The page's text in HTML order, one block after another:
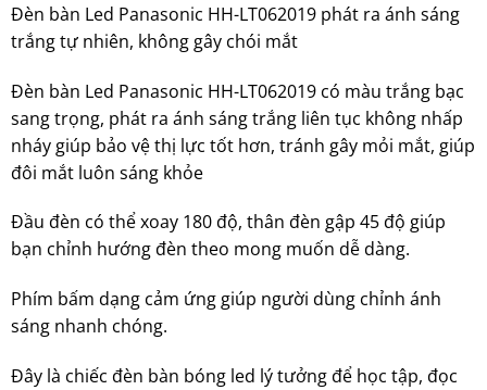
Đèn bàn Led Panasonic HH-LT062019 phát ra ánh sáng
trắng tự nhiên, không gây chói mắt
Đèn bàn Led Panasonic HH-LT062019 có màu trắng bạc
sang trọng, phát ra ánh sáng trắng liên tục không nhấp
nháy giúp bảo vệ thị lực tốt hơn, tránh gây mỏi mắt, giúp
đôi mắt luôn sáng khỏe
Đầu đèn có thể xoay 180 độ, thân đèn gập 45 độ giúp
bạn chỉnh hướng đèn theo mong muốn dễ dàng.
Phím bấm dạng cảm ứng giúp người dùng chỉnh ánh
sáng nhanh chóng.
Đây là chiếc đèn bàn bóng led lý tưởng để học tập, đọc